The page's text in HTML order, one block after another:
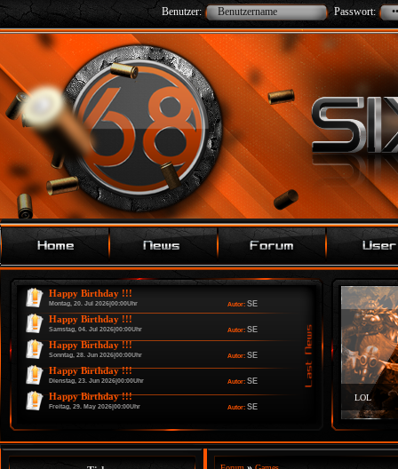
Benutzer: Passwort:
Happy Birthday !!!
Montag, 20. Jul 2026|00:00Uhr Autor: SE
Happy Birthday !!!
Samstag, 04. Jul 2026|00:00Uhr Autor: SE
Happy Birthday !!!
Sonntag, 28. Jun 2026|00:00Uhr Autor: SE
Happy Birthday !!!
Dienstag, 23. Jun 2026|00:00Uhr Autor: SE
Happy Birthday !!!
Freitag, 29. May 2026|00:00Uhr Autor: SE
LOL